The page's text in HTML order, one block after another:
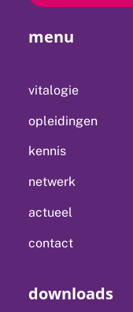
menu
vitalogie
opleidingen
kennis
netwerk
actueel
contact
downloads